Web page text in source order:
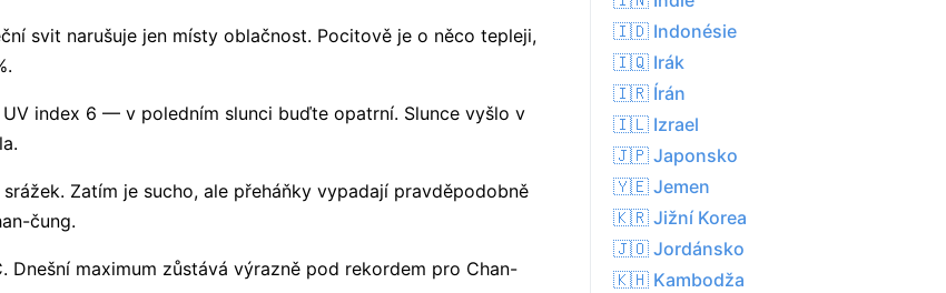
svit narušuje jen místy oblačnost. Pocitově je o něco tepleji,
index 6 — v poledním slunci buďte opatrní. Slunce vyšlo v
Zatím je sucho, ale přeháňky vypadají pravděpodobně
čung.
maximum zůstává výrazně pod rekordem pro Chan-
🇮🇩 Indonésie
🇮🇶 Irák
🇮🇷 Írán
🇮🇱 Izrael
🇯🇵 Japonsko
🇾🇪 Jemen
🇰🇷 Jižní Korea
🇯🇴 Jordánsko
🇰🇭 Kambodža